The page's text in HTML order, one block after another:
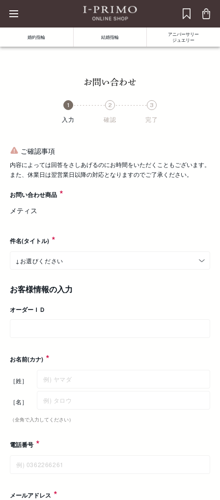
婚約指輪 結婚指輪
アニバーサリー
ジュエリー
お問い合わせ
入力 確認 完了
ご確認事項
内容によっては回答をさしあげるのにお時間をいただくこともございます。
また、休業日は翌営業日以降の対応となりますのでご了承ください。
お問い合わせ商品
メティス
件名(タイトル)
お客様情報の入力
オーダーＩＤ
お名前(カナ)
［姓］
［名］
（全角で入力してください）
電話番号
メールアドレス